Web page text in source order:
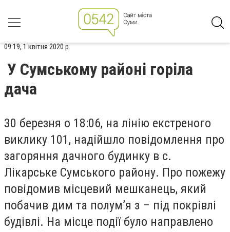
09:19, 1 квітня 2020 р.
У Сумському районі горіла
дача
30 березня о 18:06, на лінію екстреного
виклику 101, надійшло повідомлення про
загоряння дачного будинку в с.
Лікарське Сумського району. Про пожежу
повідомив місцевий мешканець, який
побачив дим та полум’я з – під покрівлі
будівлі. На місце події було направлено